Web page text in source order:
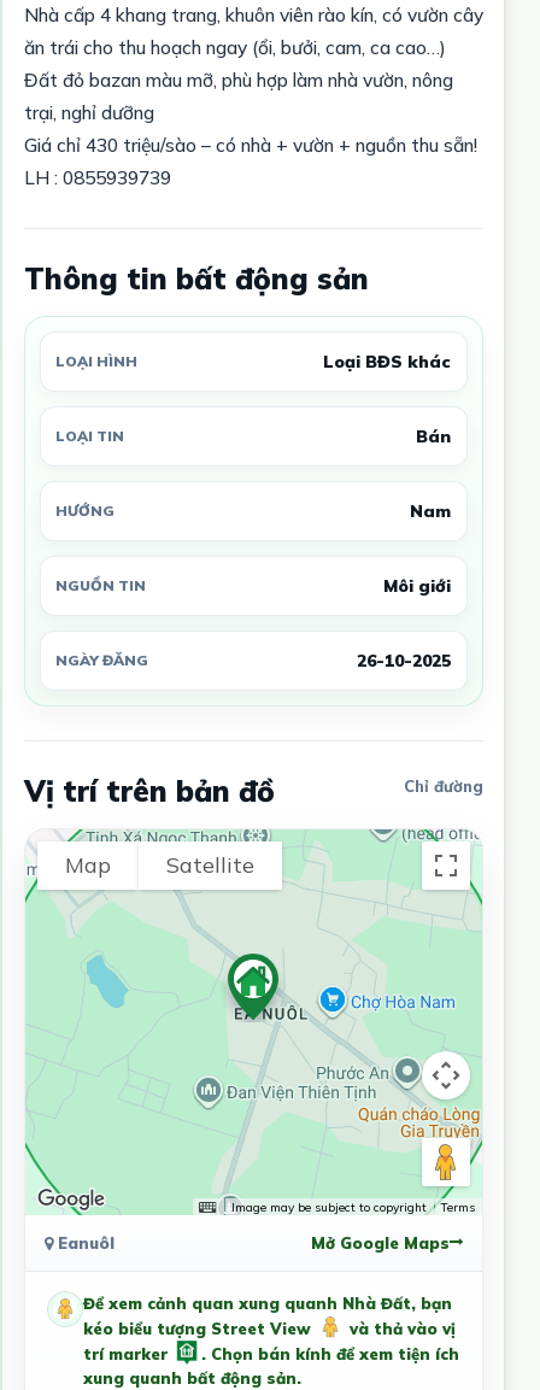
Nhà cấp 4 khang trang, khuôn viên rào kín, có vườn cây
ăn trái cho thu hoạch ngay (ổi, bưởi, cam, ca cao…)
Đất đỏ bazan màu mỡ, phù hợp làm nhà vườn, nông
trại, nghỉ dưỡng
Giá chỉ 430 triệu/sào – có nhà + vườn + nguồn thu sẵn!
LH : 0855939739
Thông tin bất động sản
LOẠI HÌNH Loại BĐS khác
LOẠI TIN Bán
HƯỚNG Nam
NGUỒN TIN Môi giới
NGÀY ĐĂNG 26-10-2025
Vị trí trên bản đồ Chỉ đường
Map Satellite
Image may be subject to copyright Terms
Eanuôl Mở Google Maps
Để xem cảnh quan xung quanh Nhà Đất, bạn
kéo biểu tượng Street View
và thả vào vị
trí marker
. Chọn bán kính để xem tiện ích
xung quanh bất động sản.